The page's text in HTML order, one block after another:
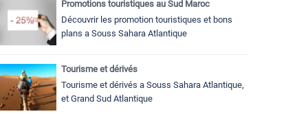
Promotions touristiques au Sud Maroc
Découvrir les promotion touristiques et bons
plans a Souss Sahara Atlantique
Tourisme et dérivés
Tourisme et dérivés a Souss Sahara Atlantique,
et Grand Sud Atlantique